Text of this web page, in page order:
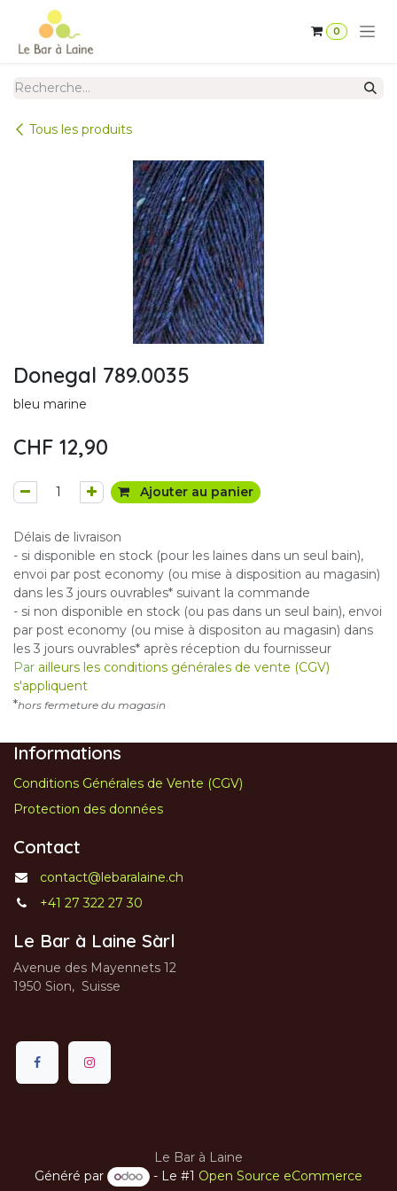
Se rendre au contenu
0
Tous les produits
Donegal 789.0035
bleu marine
CHF 12,90
Ajouter au panier
Délais de livraison
- si disponible en stock (pour les laines dans un seul bain),
envoi par post economy (ou mise à disposition au magasin)
dans les 3 jours ouvrables* suivant la commande
- si non disponible en stock (ou pas dans un seul bain), envoi
par post economy (ou mise à dispositon au magasin) dans
les 3 jours ouvrables* après réception du fournisseur
Par ailleurs les conditions générales de vente (CGV)
s'appliquent
*hors fermeture du magasin
Informations
Conditions Générales de Vente (CGV)
Protection des données
Contact
contact@lebaralaine.ch
+41 27 322 27 30
Le Bar à Laine Sàrl
Avenue des Mayennets 12
1950 Sion, Suisse
Le Bar à Laine
Généré par
- Le #1 Open Source eCommerce